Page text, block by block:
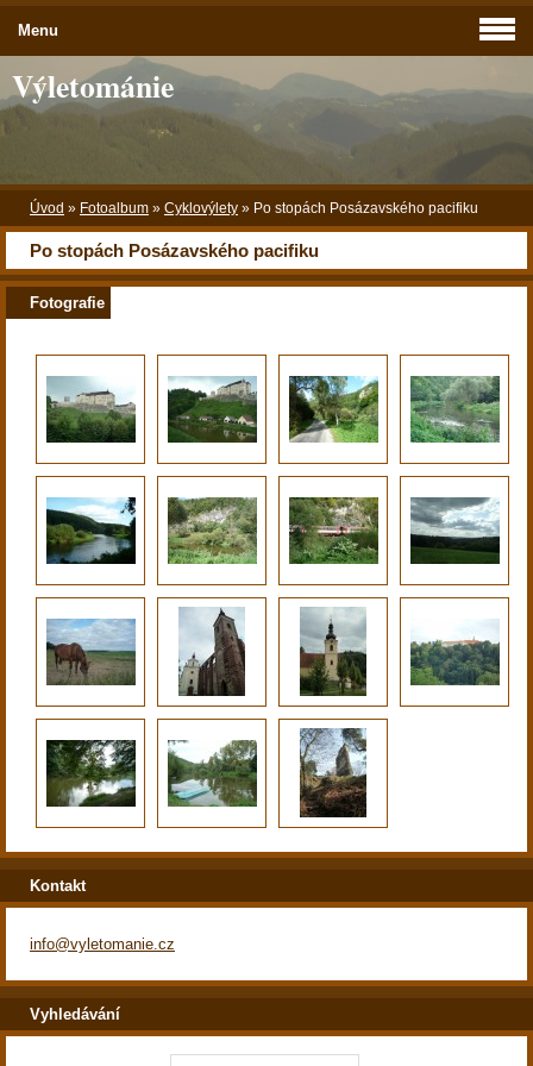
Výletománie
Úvod » Fotoalbum » Cyklovýlety » Po stopách Posázavského pacifiku
Po stopách Posázavského pacifiku
Fotografie
Menu
Kontakt
info@vyletomanie.cz
Vyhledávání